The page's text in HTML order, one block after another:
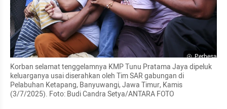
Perbesar
Korban selamat tenggelamnya KMP Tunu Pratama Jaya dipeluk
keluarganya usai diserahkan oleh Tim SAR gabungan di
Pelabuhan Ketapang, Banyuwangi, Jawa Timur, Kamis
(3/7/2025). Foto: Budi Candra Setya/ANTARA FOTO